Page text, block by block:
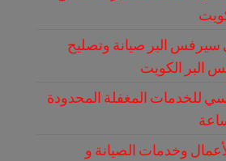
البر صيانة وتصليح
البر الكويت
للخدمات المغفلة المحدودة
وخدمات الصيانة و